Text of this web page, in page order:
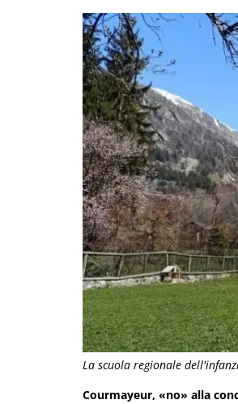
La scuola regionale
Courmayeur, «no» alla